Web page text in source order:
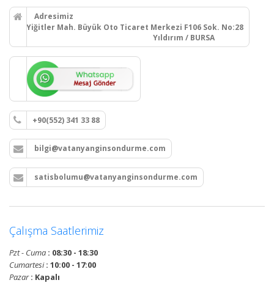
Adresimiz
Yiğitler Mah. Büyük Oto Ticaret Merkezi F106 Sok. No:28
Yıldırım / BURSA
+90(552) 341 33 88
bilgi@vatanyanginsondurme.com
satisbolumu@vatanyanginsondurme.com
Çalışma Saatlerimiz
Pzt - Cuma : 08:30 - 18:30
Cumartesi: 10:00 - 17:00
Pazar: Kapalı